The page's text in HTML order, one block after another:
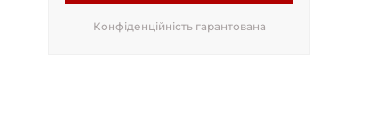
Конфіденційність гарантована